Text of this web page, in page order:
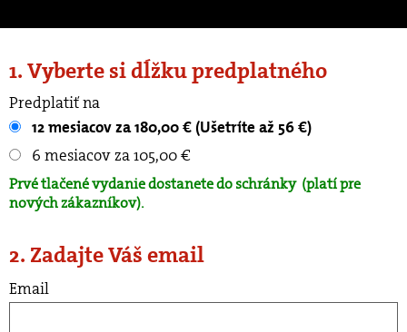
1. Vyberte si dĺžku predplatného
Predplatiť na
12 mesiacov za 180,00 € (Ušetríte až 56 €)
6 mesiacov za 105,00 €
Prvé tlačené vydanie dostanete do schránky (platí pre
nových zákazníkov).
2. Zadajte Váš email
Email